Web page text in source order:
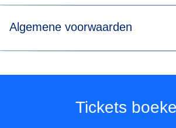
Algemene voorwaarden
Hbf, Koeln Hbf, Düsseldorf Hbf,
Duisburg Hbf, Essen Hbf, Dortmund Hbf.
Tickets